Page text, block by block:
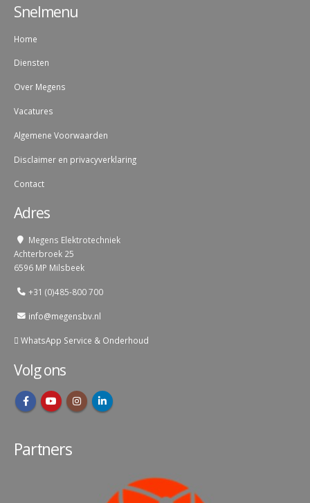
Snelmenu
Home
Diensten
Over Megens
Vacatures
Algemene Voorwaarden
Disclaimer en privacyverklaring
Contact
Adres
Megens Elektrotechniek
Achterbroek 25
6596 MP Milsbeek
+31 (0)485-800 700
info@megensbv.nl
WhatsApp Service & Onderhoud
Volg ons
Partners